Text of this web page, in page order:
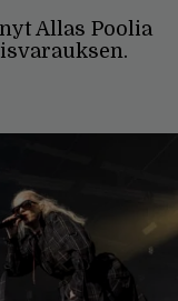
Allas Poolia